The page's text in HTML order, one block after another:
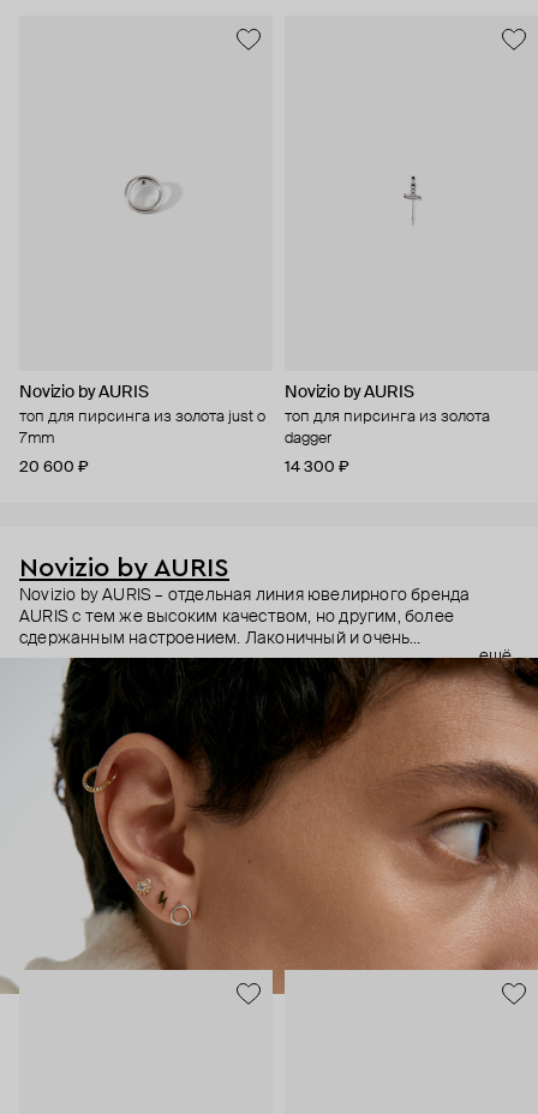
Novizio by AURIS
топ для пирсинга из золота just o
7mm
20 600 ₽
Novizio by AURIS
топ для пирсинга из золота
dagger
14 300 ₽
Novizio by AURIS
Novizio by AURIS – отдельная линия ювелирного бренда
AURIS с тем же высоким качеством, но другим, более
сдержанным настроением. Лаконичный и очень
ненавязчивый дизайн, качественные материалы и высокие
технологии производства – этот пирсинг становится
практически продолжением тела, так, чтобы носить было
безопасно и комфортно в любой ситуации.
ещё